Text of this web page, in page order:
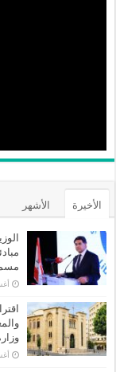
الأخيرة الأشهر